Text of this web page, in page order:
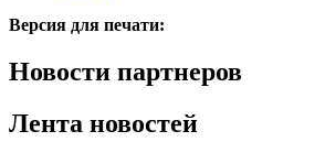
Версия для печати:
Новости партнеров
Лента новостей